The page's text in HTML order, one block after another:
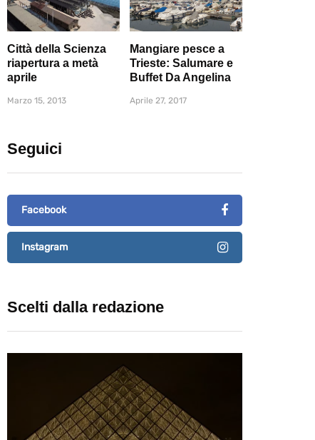
Città della Scienza
riapertura a metà
aprile
Marzo 15, 2013
Mangiare pesce a
Trieste: Salumare e
Buffet Da Angelina
Aprile 27, 2017
Seguici
Facebook
Instagram
Scelti dalla redazione